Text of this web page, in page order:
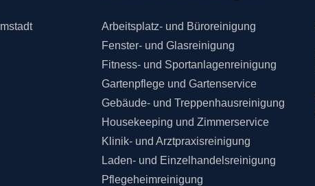
Arbeitsplatz- und Büroreinigung
Fenster- und Glasreinigung
Fitness- und Sportanlagenreinigung
Gartenpflege und Gartenservice
Gebäude- und Treppenhausreinigung
Housekeeping und Zimmerservice
Klinik- und Arztpraxisreinigung
Laden- und Einzelhandelsreinigung
Pflegeheimreinigung